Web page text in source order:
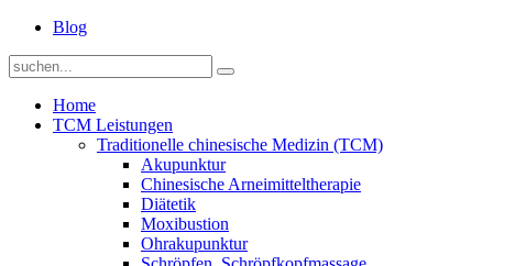
Blog
Home
TCM Leistungen
Traditionelle chinesische Medizin (TCM)
Akupunktur
Chinesische Arneimitteltherapie
Diätetik
Moxibustion
Ohrakupunktur